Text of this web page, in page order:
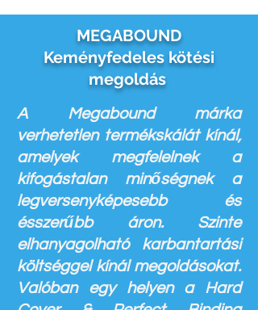
MEGABOUND
Keményfedeles kötési
megoldás
A Megabound márka
verhetetlen termékskálát kínál,
amelyek megfelelnek a
kifogástalan minőségnek a
legversenyképesebb és
ésszerűbb áron. Szinte
elhanyagolható karbantartási
költséggel kínál megoldásokat.
Valóban egy helyen a Hard